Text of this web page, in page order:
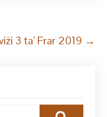
3 ta’ Frar 2019 →